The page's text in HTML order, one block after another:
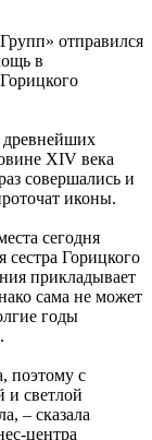
отправился
в
древнейших
XIV века
совершались и
иконы.
сегодня
Горицкого
прикладывает
сама не может
годы
поэтому с
и светлой
– сказала
центра